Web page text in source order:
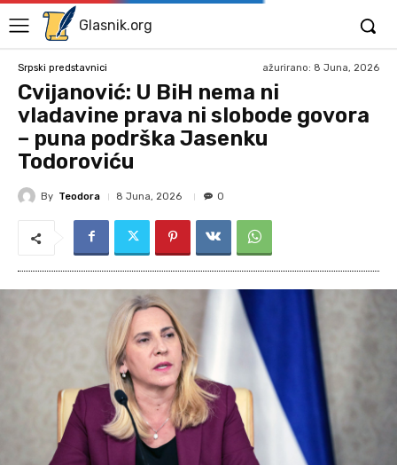
Glasnik.org
Srpski predstavnici ažurirano: 8 Juna, 2026
Cvijanović: U BiH nema ni
vladavine prava ni slobode govora
– puna podrška Jasenku
Todoroviću
By Teodora 8 Juna, 2026 0